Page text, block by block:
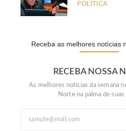
POLÍTICA
Receba as melhores notícias
RECEBA NOSSA
As melhores noticias da semana
Norte na palma de suas